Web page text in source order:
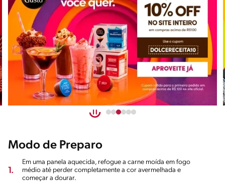
Modo de Preparo
1.
Em uma panela aquecida, refogue a carne moída em fogo
médio até perder completamente a cor avermelhada e
começar a dourar.